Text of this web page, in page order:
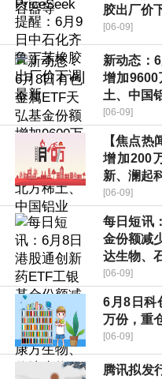
胶出厂价
[06-09]
新动态：
增加
土、中国
[06-09]
【焦点
增加200
新、澜起
[06-09]
每日短讯
金份额减
达生物、
[06-09]
6月8日科
万份，重
[06-09]
腾讯拟发